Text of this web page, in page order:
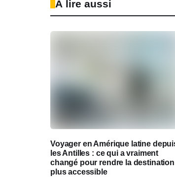
À lire aussi
Voyager en Amérique latine
les Antilles : ce qui a vraiment
changé pour rendre la destination
plus accessible